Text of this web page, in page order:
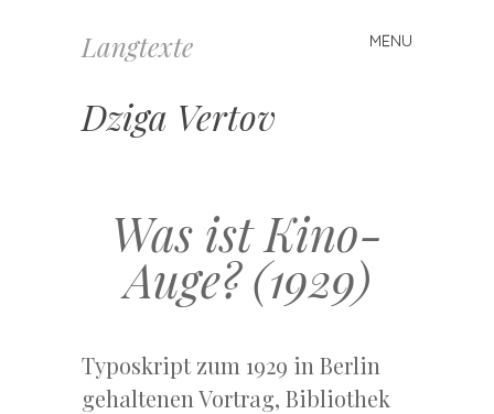
Langtexte MENU
Skip
Dziga Vertov
Was ist Kino-
Auge? (1929)
Typoskript zum 1929 in Berlin
gehaltenen Vortrag, Bibliothek